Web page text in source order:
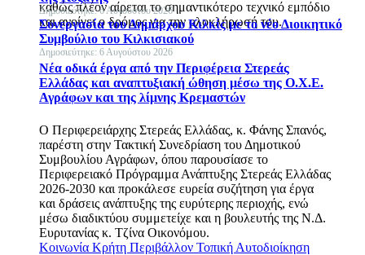
καθώς πλέον αίρεται το σημαντικότερο τεχνικό εμπόδιο
και ανοίγει ο δρόμος για την ολοκλήρωσή του.
Νέα οδικά έργα από την Περιφέρεια Στερεάς
Ελλάδας και αναπτυξιακή ώθηση μέσω της Ο.Χ.Ε.
Αγράφων και της λίμνης Κρεμαστών
Ο Περιφερειάρχης Στερεάς Ελλάδας, κ. Φάνης Σπανός,
παρέστη στην Τακτική Συνεδρίαση του Δημοτικού
Συμβουλίου Αγράφων, όπου παρουσίασε το
Περιφερειακό Πρόγραμμα Ανάπτυξης Στερεάς Ελλάδας
2026-2030 και προκάλεσε ευρεία συζήτηση για έργα
και δράσεις ανάπτυξης της ευρύτερης περιοχής, ενώ
μέσω διαδικτύου συμμετείχε και η βουλευτής της Ν.Δ.
Ευρυτανίας κ. Τζίνα Οικονόμου.
Κοινωνία Κρήτη Περιβάλλον Τοπική Αυτοδιοίκηση
Δημοσιεύτηκε: 6 Αυγούστου 2026
Συνεργασία του Δημάρχου Κιλκίς με το νέο Διοικητικό
Συμβούλιο του Κιλκισιακού
Δημοσιεύτηκε: 6 Αυγούστου 2026